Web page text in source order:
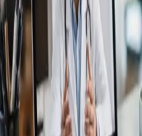
From
€70
Duration
15 min
Más información : Dermatología
Specialist